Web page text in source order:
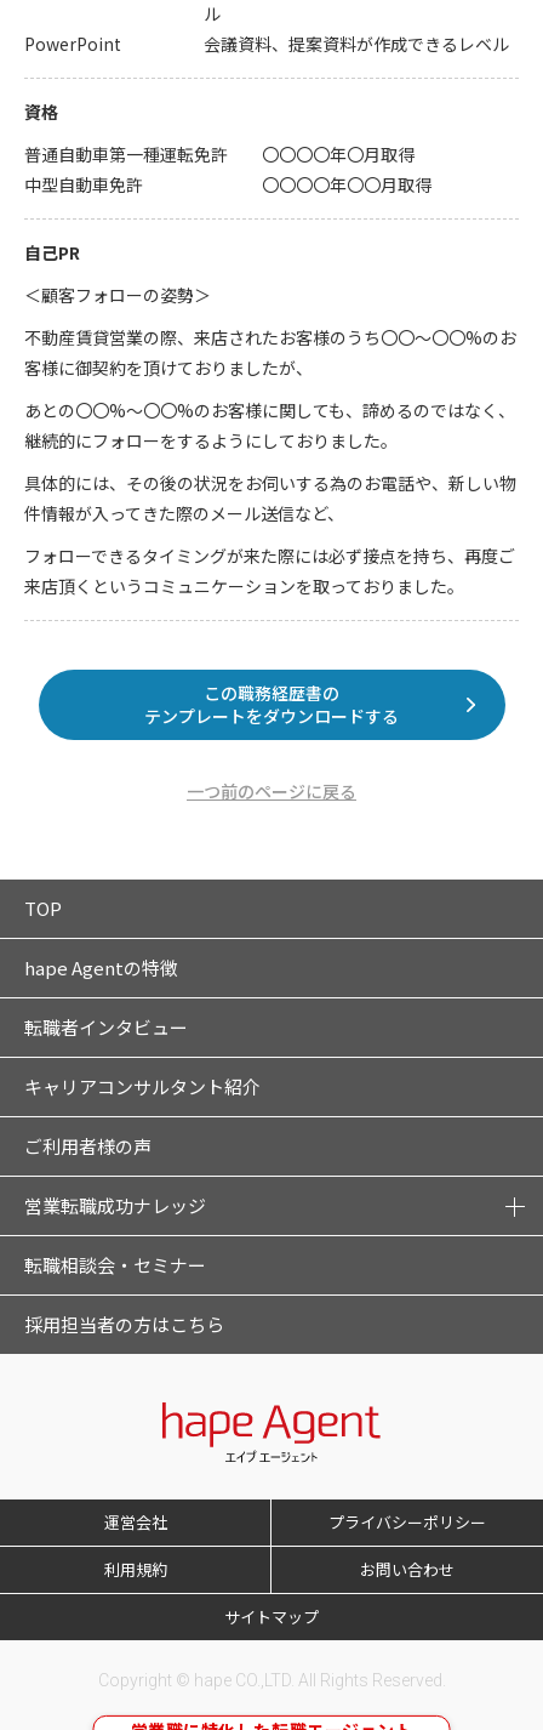
ル
PowerPoint
会議資料、提案資料が作成できるレベル
資格
普通自動車第一種運転免許
〇〇〇〇年〇月取得
中型自動車免許
〇〇〇〇年〇〇月取得
自己PR
＜顧客フォローの姿勢＞
不動産賃貸営業の際、来店されたお客様のうち〇〇～〇〇%のお
客様に御契約を頂けておりましたが、
あとの〇〇%～〇〇%のお客様に関しても、諦めるのではなく、
継続的にフォローをするようにしておりました。
具体的には、その後の状況をお伺いする為のお電話や、新しい物
件情報が入ってきた際のメール送信など、
フォローできるタイミングが来た際には必ず接点を持ち、再度ご
来店頂くというコミュニケーションを取っておりました。
この職務経歴書の
テンプレートをダウンロードする
一つ前のページに戻る
TOP
hape Agentの特徴
転職者インタビュー
キャリアコンサルタント紹介
ご利用者様の声
営業転職成功ナレッジ
転職相談会・セミナー
採用担当者の方はこちら
運営会社 プライバシーポリシー
利用規約 お問い合わせ
サイトマップ
Copyright © hape CO.,LTD. All Rights Reserved.